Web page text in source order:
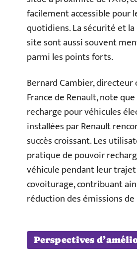
facilement accessible pour
quotidiens. La sécurité et
site sont aussi souvent
parmi les points forts.
Bernard Cambier, directeur
France de Renault, note
recharge pour véhicules
installées par Renault
succès croissant. Les
pratique de pouvoir
véhicule pendant leur
covoiturage, contribuant
réduction des émissions de
Perspectives